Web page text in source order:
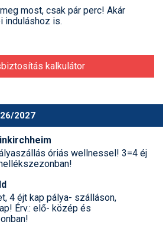
most, csak pár perc! Akár
induláshoz is.
kalkulátor
2027
óriás wellnessel! 3=4 éj
4 éjt kap pálya- szálláson,
Érv.: elő- közép és